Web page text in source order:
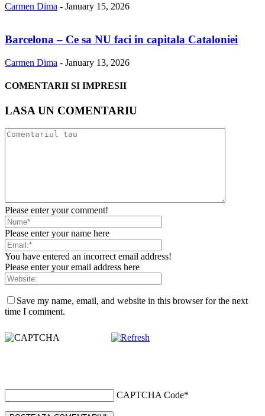
Carmen Dima - January 15, 2026
Barcelona – Ce sa NU faci in capitala Cataloniei
Carmen Dima - January 13, 2026
COMENTARII SI IMPRESII
LASA UN COMENTARIU
Please enter your comment!
Please enter your name here
You have entered an incorrect email address!
Please enter your email address here
Save my name, email, and website in this browser for the next
time I comment.
CAPTCHA Code*